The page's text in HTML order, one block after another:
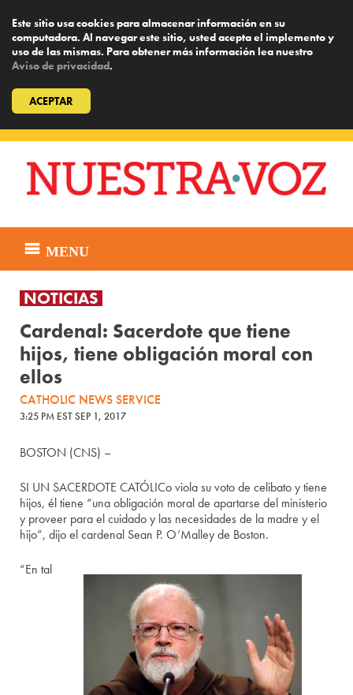
Este sitio usa cookies para almacenar información en su
computadora. Al navegar este sitio, usted acepta el implemento y
uso de las mismas. Para obtener más información lea nuestro
Aviso de privacidad.
ACEPTAR
content
MENU
NOTICIAS
Cardenal: Sacerdote que tiene
hijos, tiene obligación moral con
ellos
CATHOLIC NEWS SERVICE
3:25 PM EST SEP 1, 2017
BOSTON (CNS) –
SI UN SACERDOTE CATÓLICo viola su voto de celibato y tiene
hijos, él tiene “una obligación moral de apartarse del ministerio
y proveer para el cuidado y las necesidades de la madre y el
hijo”, dijo el cardenal Sean P. O’Malley de Boston.
“En tal